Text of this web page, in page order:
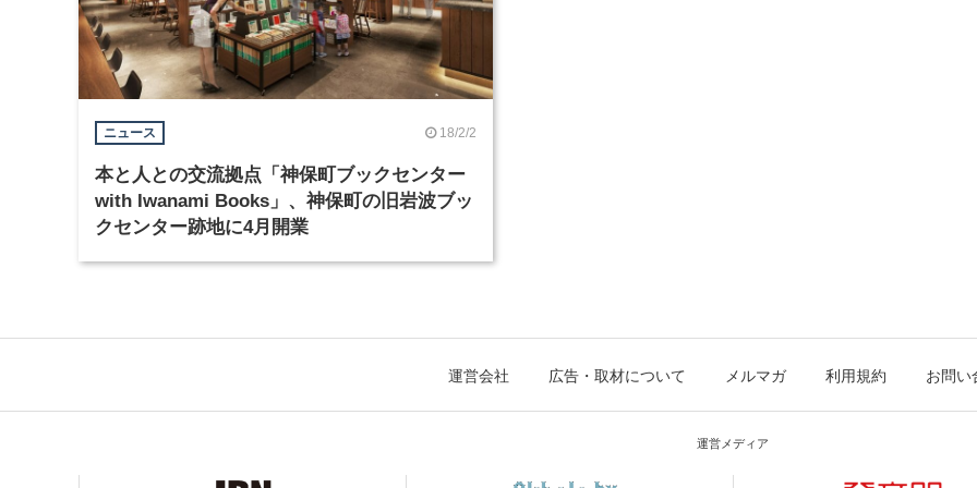
ニュース 18/2/2
本と人との交流拠点「神保町ブックセンター
with Iwanami Books」、神保町の旧岩波ブッ
クセンター跡地に4月開業
運営会社 広告・取材について メルマガ 利用規約 お問い
運営メディア